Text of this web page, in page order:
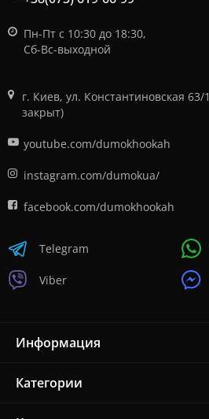
Пн-Пт с 10:30 до 18:30,
Сб-Вс-выходной
г. Киев, ул. Константиновская
закрыт)
youtube.com/dumokhookah
instagram.com/dumokua/
facebook.com/dumokhookah
Telegram
Viber
Информация
Категории